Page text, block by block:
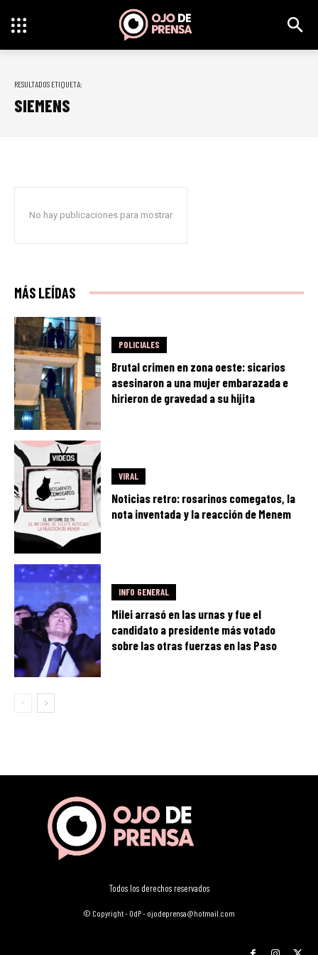
RESULTADOS ETIQUETA:
SIEMENS
No hay publicaciones para mostrar
MÁS LEÍDAS
POLICIALES
Brutal crimen en zona oeste: sicarios
asesinaron a una mujer embarazada e
hirieron de gravedad a su hijita
VIRAL
Noticias retro: rosarinos comegatos, la
nota inventada y la reacción de Menem
INFO GENERAL
Milei arrasó en las urnas y fue el
candidato a presidente más votado
sobre las otras fuerzas en las Paso
Todos los derechos reservados
© Copyright - OdP - ojodeprensa@hotmail.com